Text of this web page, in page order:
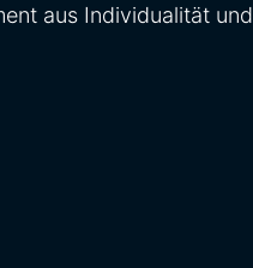
aus Individualität und